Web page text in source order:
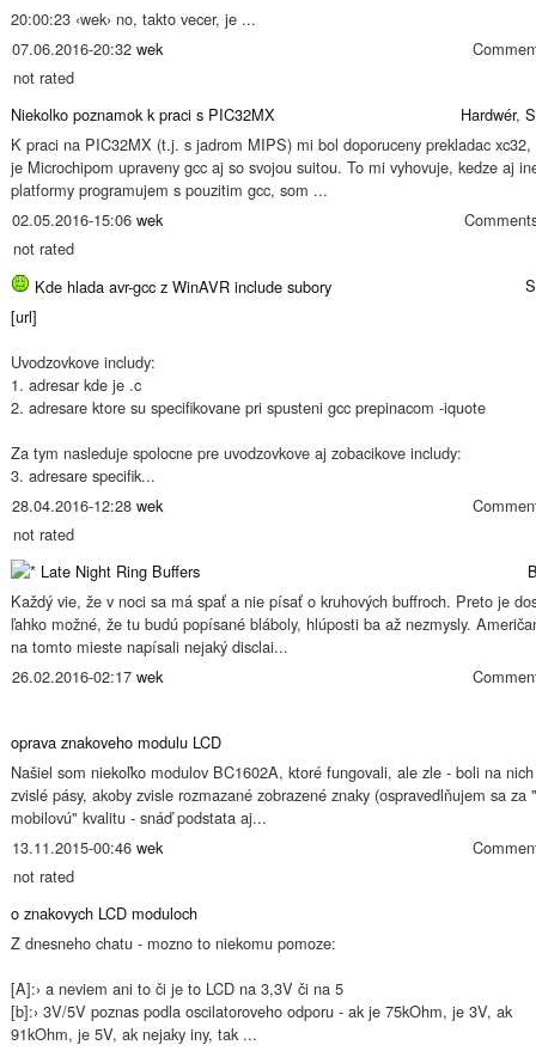
20:00:23 ‹wek› no, takto vecer, je ...
07.06.2016-20:32 wek
not rated
Niekolko poznamok k praci s PIC32MX
Hardwér,
K praci na PIC32MX (t.j. s jadrom MIPS) mi bol doporuceny prekladac xc32,
je Microchipom upraveny gcc aj so svojou suitou. To mi vyhovuje, kedze aj
platformy programujem s pouzitim gcc, som ...
02.05.2016-15:06 wek
not rated
Kde hlada avr-gcc z WinAVR include subory
[url]
Uvodzovkove includy:
1. adresar kde je .c
2. adresare ktore su specifikovane pri spusteni gcc prepinacom -iquote
Za tym nasleduje spolocne pre uvodzovkove aj zobacikove includy:
3. adresare specifik...
28.04.2016-12:28 wek
not rated
Late Night Ring Buffers
Každý vie, že v noci sa má spať a nie písať o kruhových buffroch. Preto je
ľahko možné, že tu budú popísané bláboly, hlúposti ba až nezmysly.
na tomto mieste napísali nejaký disclai...
26.02.2016-02:17 wek
oprava znakoveho modulu LCD
Našiel som niekoľko modulov BC1602A, ktoré fungovali, ale zle - boli na
zvislé pásy, akoby zvisle rozmazané zobrazené znaky (ospravedlňujem sa za
mobilovú" kvalitu - snáď podstata aj...
13.11.2015-00:46 wek
not rated
o znakovych LCD moduloch
Z dnesneho chatu - mozno to niekomu pomoze:
[A]:› a neviem ani to či je to LCD na 3,3V či na 5
[b]:› 3V/5V poznas podla oscilatoroveho odporu - ak je 75kOhm, je 3V, ak
91kOhm, je 5V, ak nejaky iny, tak ...